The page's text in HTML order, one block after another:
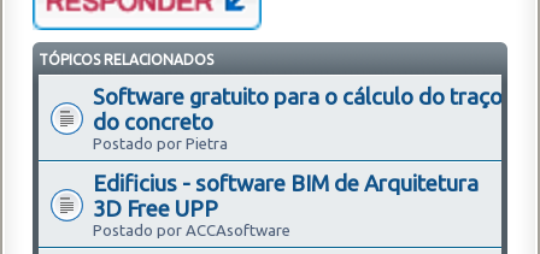
TÓPICOS RELACIONADOS
Software gratuito para o cálculo do traço
do concreto
Postado por Pietra
Edificius - software BIM de Arquitetura
3D Free UPP
Postado por ACCAsoftware